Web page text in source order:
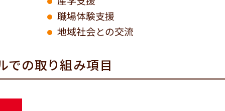
職場体験支援
地域社会との交流
での取り組み項目